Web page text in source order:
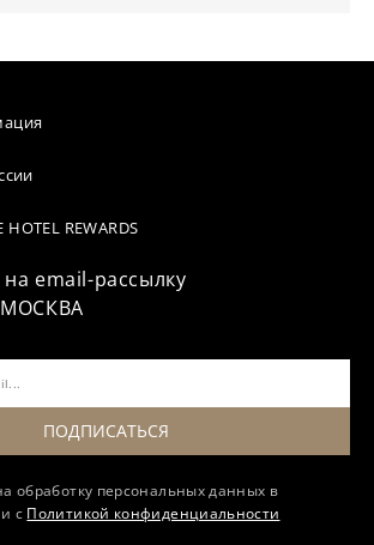
REWARDS
email-рассылку
ПОДПИСАТЬСЯ
обработку персональных данных в
с Политикой конфиденциальности